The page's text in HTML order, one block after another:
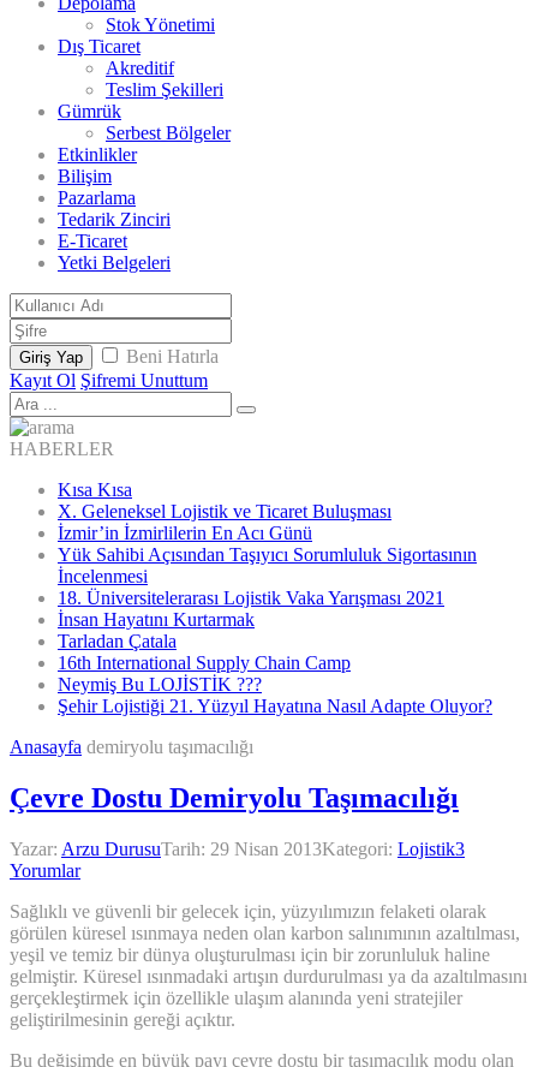
Stok Yönetimi
Dış Ticaret
Akreditif
Teslim Şekilleri
Gümrük
Serbest Bölgeler
Etkinlikler
Bilişim
Pazarlama
Tedarik Zinciri
E-Ticaret
Yetki Belgeleri
Giriş Yap
Beni Hatırla
Kayıt Ol Şifremi Unuttum
HABERLER
Kısa Kısa
X. Geleneksel Lojistik ve Ticaret Buluşması
İzmir’in İzmirlilerin En Acı Günü
Yük Sahibi Açısından Taşıyıcı Sorumluluk Sigortasının
İncelenmesi
18. Üniversitelerarası Lojistik Vaka Yarışması 2021
İnsan Hayatını Kurtarmak
Tarladan Çatala
16th International Supply Chain Camp
Neymiş Bu LOJİSTİK ???
Şehir Lojistiği 21. Yüzyıl Hayatına Nasıl Adapte Oluyor?
Anasayfa demiryolu taşımacılığı
Çevre Dostu Demiryolu Taşımacılığı
Yazar: Arzu DurusuTarih: 29 Nisan 2013Kategori: Lojistik3
Yorumlar
Sağlıklı ve güvenli bir gelecek için, yüzyılımızın felaketi olarak
görülen küresel ısınmaya neden olan karbon salınımının azaltılması,
yeşil ve temiz bir dünya oluşturulması için bir zorunluluk haline
gelmiştir. Küresel ısınmadaki artışın durdurulması ya da azaltılmasını
gerçekleştirmek için özellikle ulaşım alanında yeni stratejiler
geliştirilmesinin gereği açıktır.
Bu değişimde en büyük payı çevre dostu bir taşımacılık modu olan